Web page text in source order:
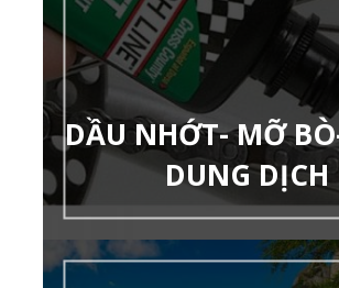
DẦU NHỚT- MỠ
DUNG DỊCH